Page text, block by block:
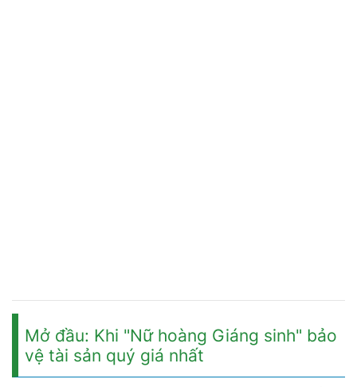
Mở đầu: Khi "Nữ hoàng Giáng sinh" bảo
vệ tài sản quý giá nhất